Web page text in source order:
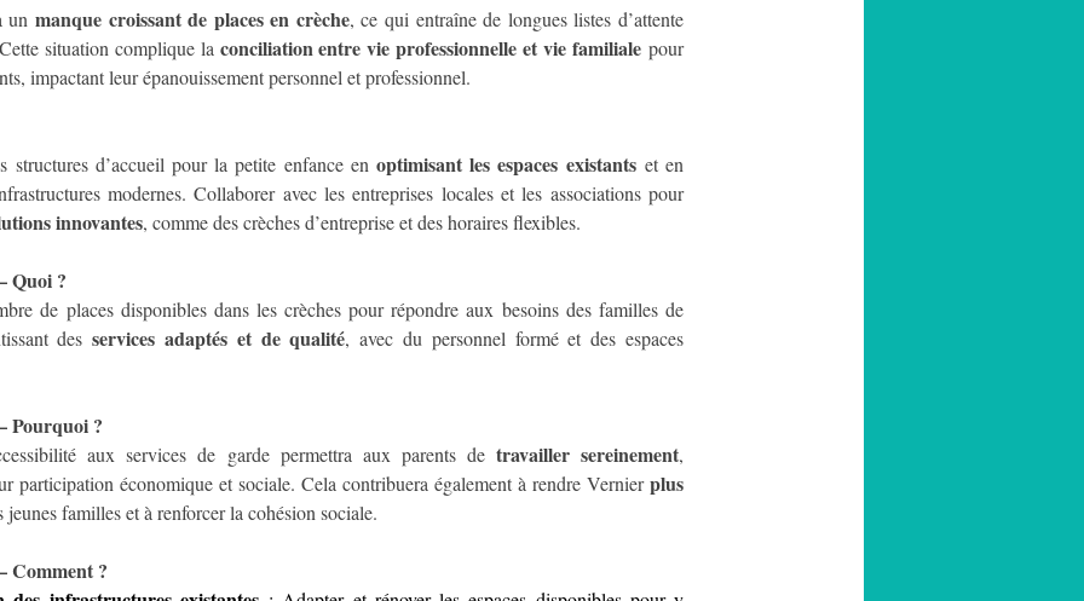
un manque croissant de places en crèche, ce qui entraîne de longues listes d’attente
situation complique la conciliation entre vie professionnelle et vie familiale pour
impactant leur épanouissement personnel et professionnel.
structures d’accueil pour la petite enfance en optimisant les espaces existants et en
modernes. Collaborer avec les entreprises locales et les associations pour
innovantes, comme des crèches d’entreprise et des horaires flexibles.
Quoi ?
de places disponibles dans les crèches pour répondre aux besoins des familles de
des services adaptés et de qualité, avec du personnel formé et des espaces
Pourquoi ?
aux services de garde permettra aux parents de travailler sereinement,
participation économique et sociale. Cela contribuera également à rendre Vernier plus
familles et à renforcer la cohésion sociale.
Comment ?